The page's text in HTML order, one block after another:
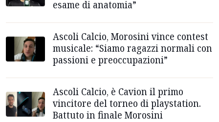
esame di anatomia”
Ascoli Calcio, Morosini vince contest
musicale: “Siamo ragazzi normali con
passioni e preoccupazioni”
Ascoli Calcio, è Cavion il primo
vincitore del torneo di playstation.
Battuto in finale Morosini